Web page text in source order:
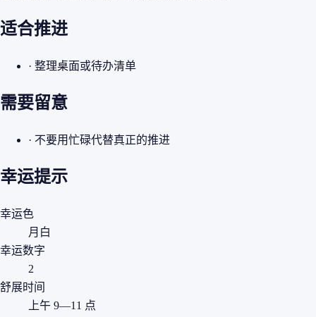
适合推进
· 整理桌面或待办清单
需要留意
· 不要用忙碌代替真正的推进
幸运提示
幸运色
月白
幸运数字
2
舒展时间
上午 9—11 点